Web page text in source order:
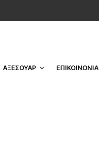
ΑΞΕΣΟΥΑΡ ΕΠΙΚΟΙΝΩΝΙΑ